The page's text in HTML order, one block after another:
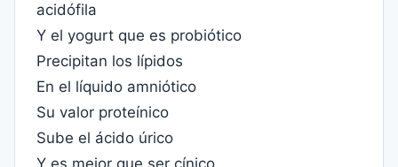
acidófila
Y el yogurt que es probiótico
Precipitan los lípidos
En el líquido amniótico
Su valor proteínico
Sube el ácido úrico
Y es mejor que ser cínico